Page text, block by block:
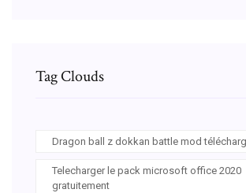
Tag Clouds
Dragon ball z dokkan battle mod
Telecharger le pack microsoft office 2020
gratuitement